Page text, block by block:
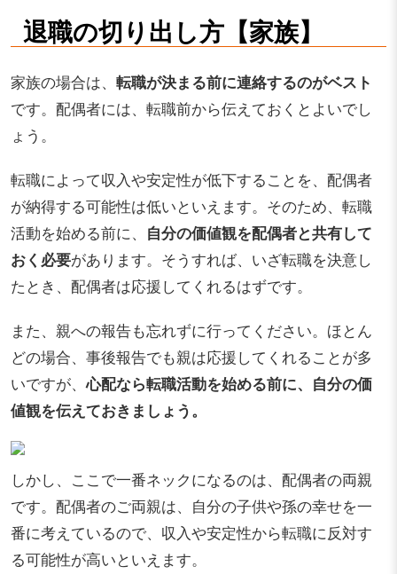
退職の切り出し方【家族】
家族の場合は、 転職が決まる前に連絡するのがベスト
です。配偶者には、転職前から伝えておくとよいでし
ょう。
転職によって収入や安定性が低下することを、配偶者
が納得する可能性は低いといえます。そのため、転職
活動を始める前に、 自分の価値観を配偶者と共有して
おく必要があります。そうすれば、いざ転職を決意し
たとき、配偶者は応援してくれるはずです。
また、親への報告も忘れずに行ってください。ほとん
どの場合、事後報告でも親は応援してくれることが多
いですが、心配なら転職活動を始める前に、自分の価
値観を伝えておきましょう。
しかし、ここで一番ネックになるのは、配偶者の両親
です。配偶者のご両親は、自分の子供や孫の幸せを一
番に考えているので、収入や安定性から転職に反対す
る可能性が高いといえます。